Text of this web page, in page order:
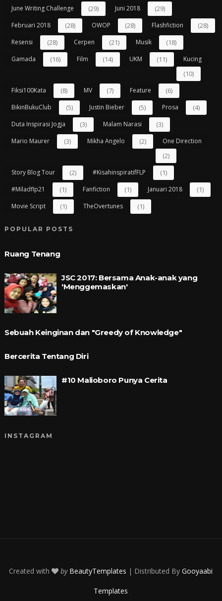
June Writing Challenge (29) Juni 2018 (29)
Februari 2018 (28) OWOP (28) Flashfiction (28)
Resensi (28) Cerpen (21) Musik (18)
Gamada (16) Film (14) UKM (11) Kucing
(10)
Fiksi100Kata (8) MV (7) Feature (6)
BikinBukuClub (5) Justin Bieber (5) Prosa (4)
Duta Inspirasi Jogja (3) Malam Narasi (3)
Mario Maurer (3) Mikha Angelo (2) One Direction
(2)
Story Blog Tour (2) #kisahinspiratifFLP (1)
#miladflp21 (1) Fanfiction (1) Januari 2018 (1)
Movie Script (1) TheOvertunes (1)
POPULAR POSTS
Ruang Tenang
JSC 2017: Bersama Anak-anak yang
'Menggemaskan'
Sebuah Keinginan dan "Greedy of Knowledge"
Bercerita Tentang Diri
#10 Malioboro Punya Cerita
INSTAGRAM
Created with by BeautyTemplates | Distributed ByGooyaabi
Templates